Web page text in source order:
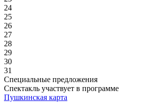
24
25
26
27
28
29
30
31
Специальные предложения
Спектакль участвует в программе
Пушкинская карта